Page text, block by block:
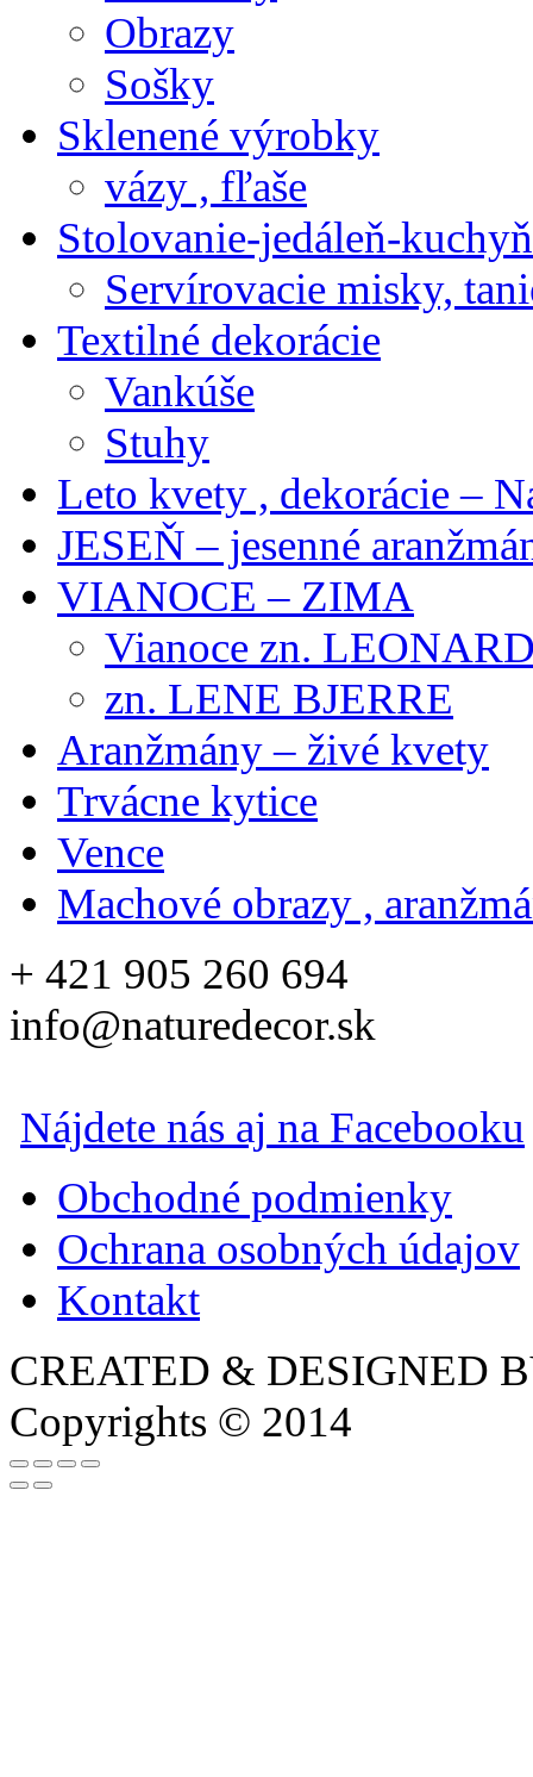
Obrazy
Sošky
Sklenené výrobky
vázy , fľaše
Stolovanie-jedáleň-
Servírovacie misky,
Textilné dekorácie
Vankúše
Stuhy
Leto kvety , dekorácie –
JESEŇ – jesenné
VIANOCE – ZIMA
Vianoce zn.
zn. LENE BJERRE
Aranžmány – živé kvety
Trvácne kytice
Vence
Machové obrazy ,
+ 421 905 260 694
info@naturedecor.sk
Nájdete nás aj na Facebooku
Obchodné podmienky
Ochrana osobných údajov
Kontakt
CREATED & DESIGNED
Copyrights © 2014